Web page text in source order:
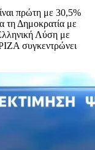
πρώτη με 30,5%
τη Δημοκρατία με
Λύση με
συγκεντρώνει